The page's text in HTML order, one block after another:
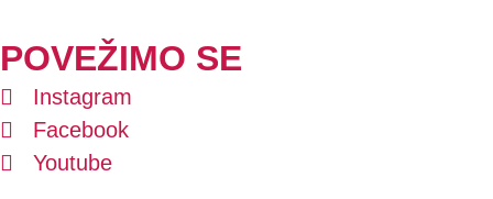
POVEŽIMO SE
Instagram
Facebook
Youtube